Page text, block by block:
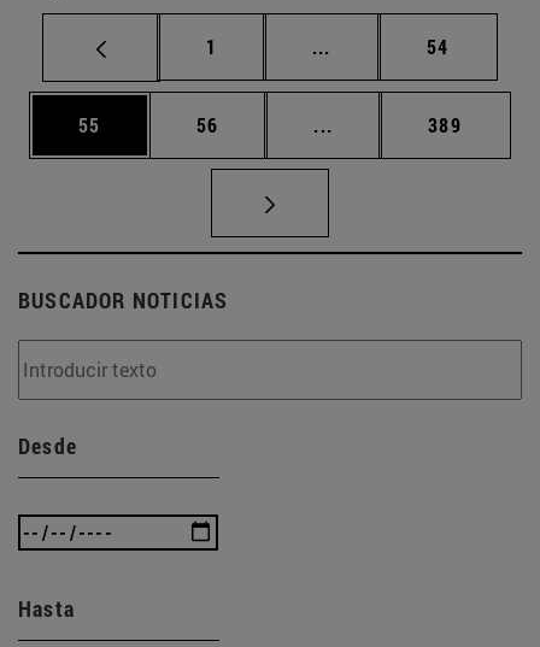
Página
1 ... Páginas intermedias
Página
54
Página
55 Página
56 ... Páginas intermedias
Página
389
BUSCADOR NOTICIAS
Desde
Hasta